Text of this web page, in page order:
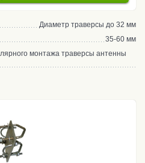
Диаметр траверсы до 32 мм
35-60 мм
монтажа траверсы антенны